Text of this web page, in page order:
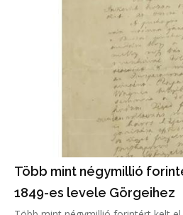
Több mint négymillió
1849-es levele Görgeihez